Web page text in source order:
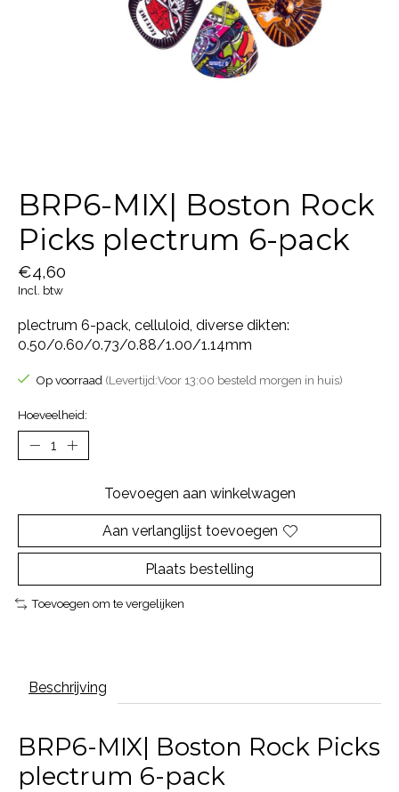
BRP6-MIX| Boston Rock
Picks plectrum 6-pack
€4,60
Incl. btw
plectrum 6-pack, celluloid, diverse dikten:
0.50/0.60/0.73/0.88/1.00/1.14mm
Op voorraad (Levertijd:Voor 13:00 besteld morgen in huis)
Hoeveelheid:
Toevoegen aan winkelwagen
Aan verlanglijst toevoegen
Plaats bestelling
Toevoegen om te vergelijken
Beschrijving
BRP6-MIX| Boston Rock Picks
plectrum 6-pack